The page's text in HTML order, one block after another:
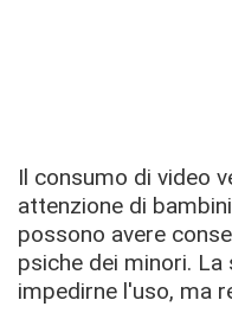
Il consumo di video
attenzione di
possono avere
psiche dei minori.
impedirne l'uso, ma